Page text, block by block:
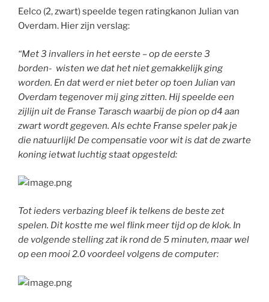
Eelco (2, zwart) speelde tegen ratingkanon Julian van
Overdam. Hier zijn verslag:
“Met 3 invallers in het eerste – op de eerste 3
borden- wisten we dat het niet gemakkelijk ging
worden. En dat werd er niet beter op toen Julian van
Overdam tegenover mij ging zitten. Hij speelde een
zijlijn uit de Franse Tarasch waarbij de pion op d4 aan
zwart wordt gegeven. Als echte Franse speler pak je
die natuurlijk! De compensatie voor wit is dat de zwarte
koning ietwat luchtig staat opgesteld:
Tot ieders verbazing bleef ik telkens de beste zet
spelen. Dit kostte me wel flink meer tijd op de klok. In
de volgende stelling zat ik rond de 5 minuten, maar wel
op een mooi 2.0 voordeel volgens de computer: